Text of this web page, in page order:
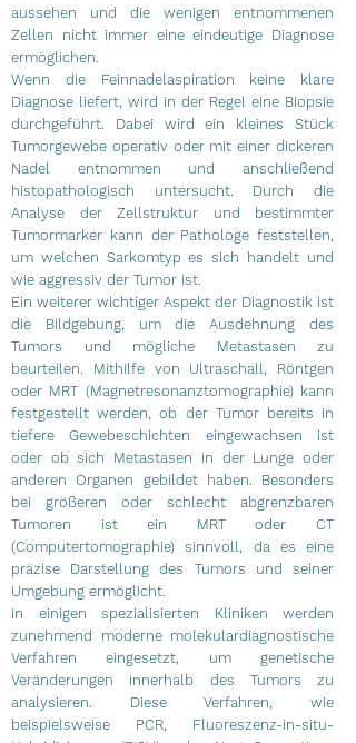
aussehen und die wenigen entnommenen
Zellen nicht immer eine eindeutige Diagnose
ermöglichen.
Wenn die Feinnadelaspiration keine klare
Diagnose liefert, wird in der Regel eine Biopsie
durchgeführt. Dabei wird ein kleines Stück
Tumorgewebe operativ oder mit einer dickeren
Nadel entnommen und anschließend
histopathologisch untersucht. Durch die
Analyse der Zellstruktur und bestimmter
Tumormarker kann der Pathologe feststellen,
um welchen Sarkomtyp es sich handelt und
wie aggressiv der Tumor ist.
Ein weiterer wichtiger Aspekt der Diagnostik ist
die Bildgebung, um die Ausdehnung des
Tumors und mögliche Metastasen zu
beurteilen. Mithilfe von Ultraschall, Röntgen
oder MRT (Magnetresonanztomographie) kann
festgestellt werden, ob der Tumor bereits in
tiefere Gewebeschichten eingewachsen ist
oder ob sich Metastasen in der Lunge oder
anderen Organen gebildet haben. Besonders
bei größeren oder schlecht abgrenzbaren
Tumoren ist ein MRT oder CT
(Computertomographie) sinnvoll, da es eine
präzise Darstellung des Tumors und seiner
Umgebung ermöglicht.
In einigen spezialisierten Kliniken werden
zunehmend moderne molekulardiagnostische
Verfahren eingesetzt, um genetische
Veränderungen innerhalb des Tumors zu
analysieren. Diese Verfahren, wie
beispielsweise PCR, Fluoreszenz-in-situ-